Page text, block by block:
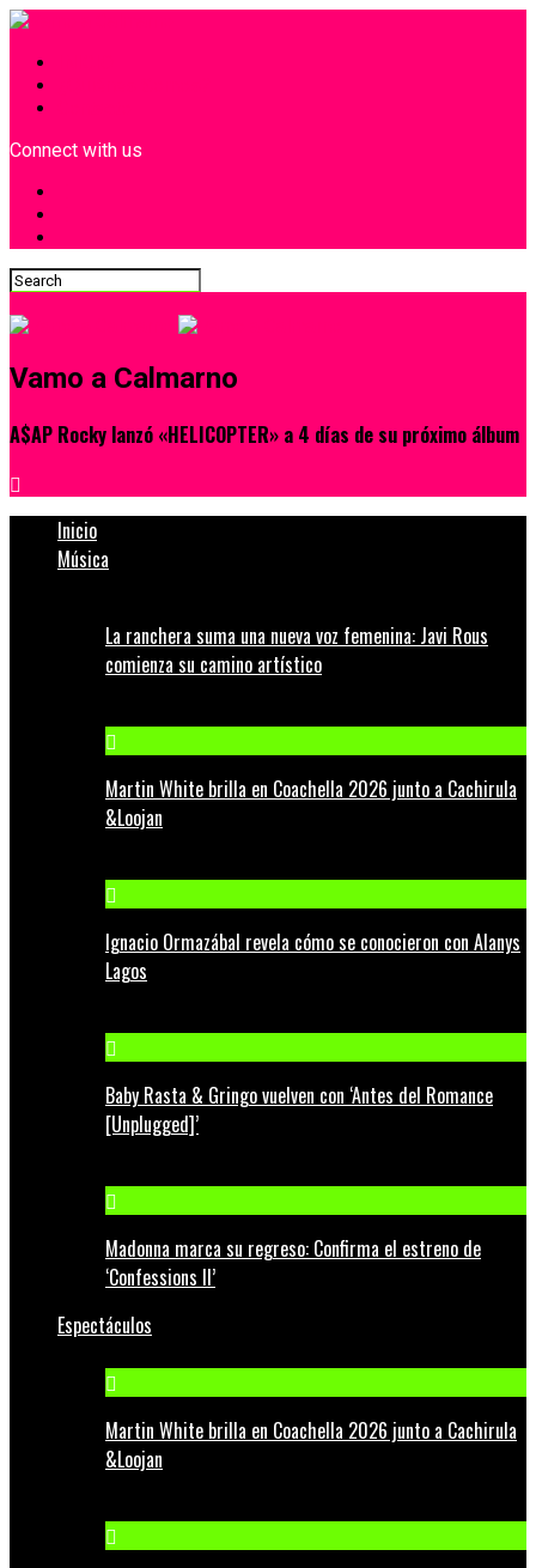
Connect with us
Vamo a Calmarno
A$AP Rocky lanzó «HELICOPTER» a 4 días de su próximo álbum
Inicio
Música
La ranchera suma una nueva voz femenina: Javi Rous
comienza su camino artístico
Martin White brilla en Coachella 2026 junto a Cachirula
&Loojan
Ignacio Ormazábal revela cómo se conocieron con Alanys
Lagos
Baby Rasta & Gringo vuelven con ‘Antes del Romance
[Unplugged]’
Madonna marca su regreso: Confirma el estreno de
‘Confessions II’
Espectáculos
Martin White brilla en Coachella 2026 junto a Cachirula
&Loojan